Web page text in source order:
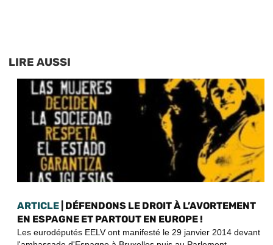
LIRE AUSSI
ARTICLE | DÉFENDONS LE DROIT À L’AVORTEMENT
EN ESPAGNE ET PARTOUT EN EUROPE !
Les eurodéputés EELV ont manifesté le 29 janvier 2014 devant